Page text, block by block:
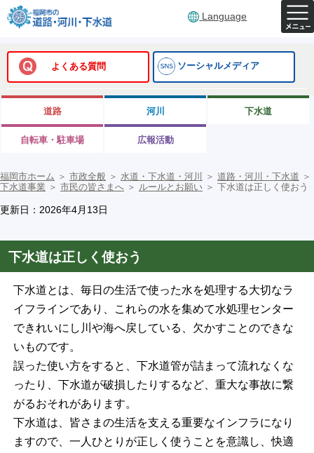
Language
よくある質問 ソーシャルメディア
道路 河川 下水道
自転車・駐車場 広報活動
福岡市ホーム ＞ 市政全般 ＞ 水道・下水道・河川 ＞ 道路・河川・下水道 ＞
下水道事業 ＞ 市民の皆さまへ ＞ ルールとお願い ＞ 下水道は正しく使おう
更新日：2026年4月13日
下水道は正しく使おう
下水道とは、毎日の生活で使った水を処理する大切なラ
イフラインであり、これらの水を集めて水処理センター
できれいにし川や海へ戻している、欠かすことのできな
いものです。
誤った使い方をすると、下水道管が詰まって流れなくな
ったり、下水道が破損したりするなど、重大な事故に繋
がるおそれがあります。
下水道は、皆さまの生活を支える重要なインフラになり
ますので、一人ひとりが正しく使うことを意識し、快適